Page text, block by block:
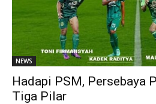
NEWS
Hadapi PSM, Persebaya
Tiga Pilar